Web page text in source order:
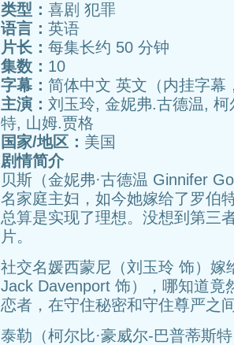
类型： 喜剧 犯罪
语言： 英语
片长： 每集长约 50 分钟
集数： 10
字幕： 简体中文 英文（内挂字幕
主演： 刘玉玲, 金妮弗.古德温,
特, 山姆.贾格
国家/地区： 美国
剧情简介
贝斯（金妮弗·古德温 Ginnifer
名家庭主妇，如今她嫁给了罗伯
总算是实现了理想。没想到第三
片。
社交名媛西蒙尼（刘玉玲 饰）嫁
Jack Davenport 饰），哪知道竟
恋者，在守住秘密和守住尊严之
泰勒（柯尔比·豪威尔-巴普蒂斯